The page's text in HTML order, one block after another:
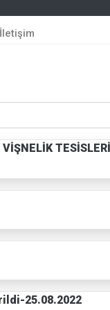
İletişim
25.08.2022